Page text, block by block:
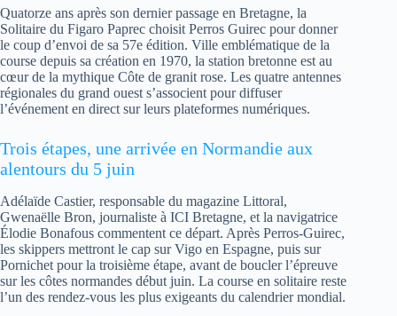
Quatorze ans après son dernier passage en Bretagne, la
Solitaire du Figaro Paprec choisit Perros Guirec pour donner
le coup d’envoi de sa 57e édition. Ville emblématique de la
course depuis sa création en 1970, la station bretonne est au
cœur de la mythique Côte de granit rose. Les quatre antennes
régionales du grand ouest s’associent pour diffuser
l’événement en direct sur leurs plateformes numériques.
Trois étapes, une arrivée en Normandie aux
alentours du 5 juin
Adélaïde Castier, responsable du magazine Littoral,
Gwenaëlle Bron, journaliste à ICI Bretagne, et la navigatrice
Élodie Bonafous commentent ce départ. Après Perros-Guirec,
les skippers mettront le cap sur Vigo en Espagne, puis sur
Pornichet pour la troisième étape, avant de boucler l’épreuve
sur les côtes normandes début juin. La course en solitaire reste
l’un des rendez-vous les plus exigeants du calendrier mondial.